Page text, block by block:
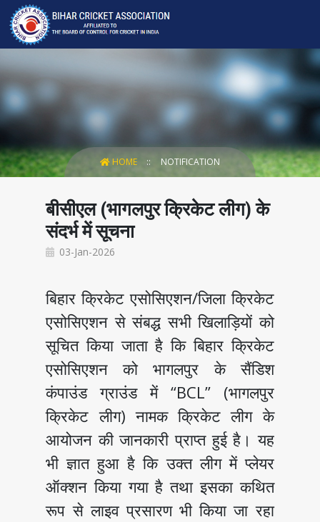
HOME NOTIFICATION
बीसीएल (भागलपुर क्रिकेट लीग) के
संदर्भ में सूचना
03-Jan-2026
बिहार क्रिकेट एसोसिएशन/जिला क्रिकेट
एसोसिएशन से संबद्ध सभी खिलाड़ियों को
सूचित किया जाता है कि बिहार क्रिकेट
एसोसिएशन को भागलपुर के सैंडिश
कंपाउंड ग्राउंड में “BCL” (भागलपुर
क्रिकेट लीग) नामक क्रिकेट लीग के
आयोजन की जानकारी प्राप्त हुई है। यह
भी ज्ञात हुआ है कि उक्त लीग में प्लेयर
ऑक्शन किया गया है तथा इसका कथित
रूप से लाइव प्रसारण भी किया जा रहा